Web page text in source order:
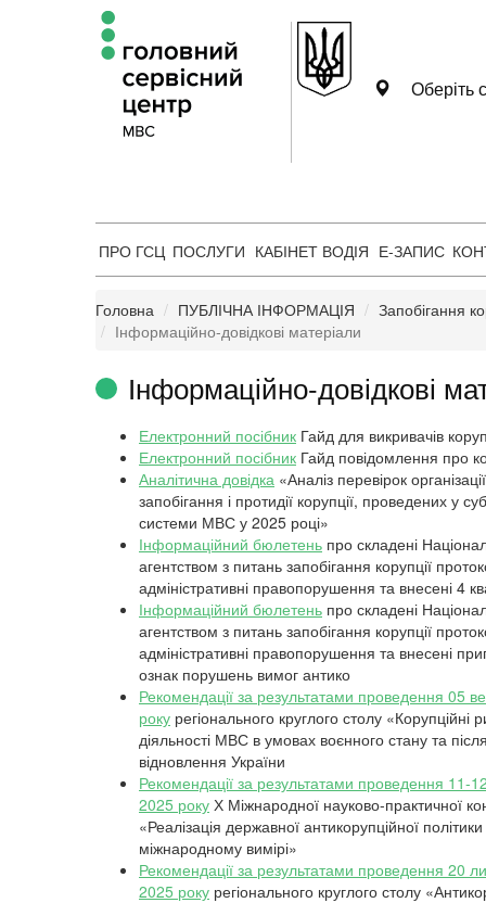
Оберіть
ПРО ГСЦ ПОСЛУГИ КАБІНЕТ ВОДІЯ Е-ЗАПИС
Головна ПУБЛІЧНА ІНФОРМАЦІЯ
Запобігання
Інформаційно-довідкові матеріали
Інформаційно-довідкові
Електронний посібник Гайд для викривачів
Електронний посібник Гайд повідомлення про
Аналітична довідка «Аналіз перевірок
запобігання і протидії корупції, проведених у
системи МВС у 2025 році»
Інформаційний бюлетень про складені
агентством з питань запобігання корупції
адміністративні правопорушення та внесені 4
Інформаційний бюлетень про складені
агентством з питань запобігання корупції
адміністративні правопорушення та внесені
ознак порушень вимог антико
Рекомендації за результатами проведення 05
року регіонального круглого столу «Корупційні
діяльності МВС в умовах воєнного стану та
відновлення України
Рекомендації за результатами проведення 11-
2025 року Х Міжнародної науково-практичної
«Реалізація державної антикорупційної
міжнародному вимірі»
Рекомендації за результатами проведення 20
2025 року регіонального круглого столу